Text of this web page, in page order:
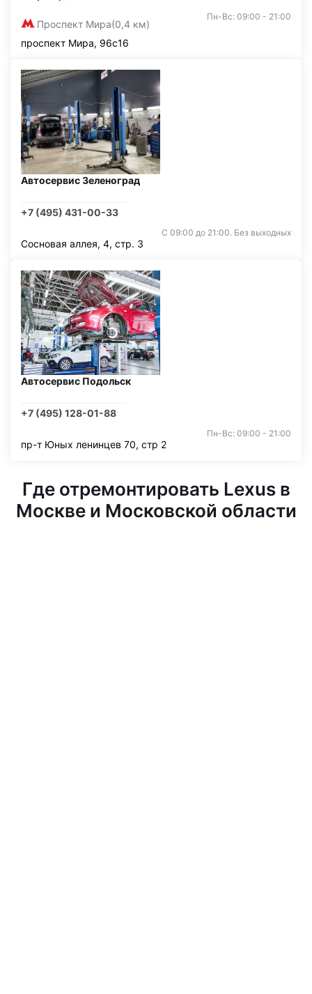
Проспект Мира(0,4 км)
Пн-Вс: 09:00 - 21:00
проспект Мира, 96с16
Автосервис Зеленоград
+7 (495) 431-00-33
С 09:00 до 21:00. Без выходных
Сосновая аллея, 4, стр. 3
Автосервис Подольск
+7 (495) 128-01-88
Пн-Вс: 09:00 - 21:00
пр-т Юных ленинцев 70, стр 2
Где отремонтировать Lexus в
Москве и Московской области